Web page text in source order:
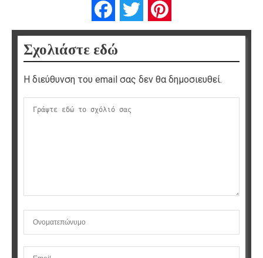
FacebookTwitter
Σχολιάστε εδώ
Η διεύθυνση του email σας δεν θα δημοσιευθεί.